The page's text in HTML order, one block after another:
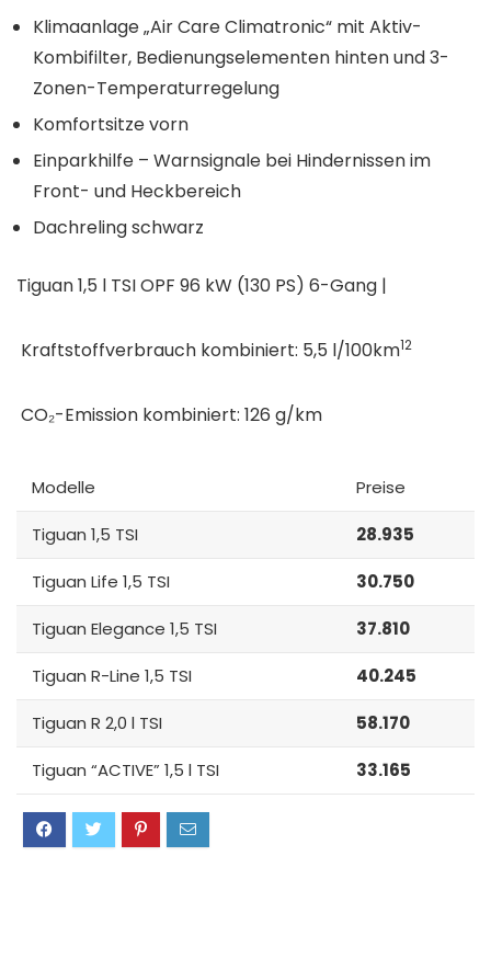
Klimaanlage „Air Care Climatronic“ mit Aktiv-
Kombifilter, Bedienungselementen hinten und 3-
Zonen-Temperaturregelung
Komfortsitze vorn
Einparkhilfe – Warnsignale bei Hindernissen im
Front- und Heckbereich
Dachreling schwarz
Tiguan 1,5 l TSI OPF 96 kW (130 PS) 6-Gang |
Kraftstoffverbrauch kombiniert: 5,5 l/100km12
CO₂-Emission kombiniert: 126 g/km
Modelle Preise
Tiguan 1,5 TSI 28.935
Tiguan Life 1,5 TSI 30.750
Tiguan Elegance 1,5 TSI 37.810
Tiguan R-Line 1,5 TSI 40.245
Tiguan R 2,0 l TSI 58.170
Tiguan “ACTIVE” 1,5 l TSI 33.165